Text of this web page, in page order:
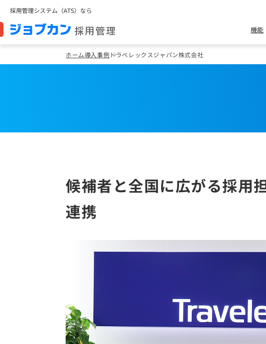
採用管理システム（ATS）なら
機能
ホーム導入事例 トラベレックスジャパン株式会社
候補者と全国に広がる採用
連携